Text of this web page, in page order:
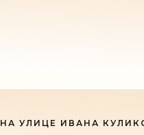
НА УЛИЦЕ ИВАНА